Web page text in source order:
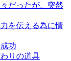
だったが、突然
を伝える為に情
功
りの道具